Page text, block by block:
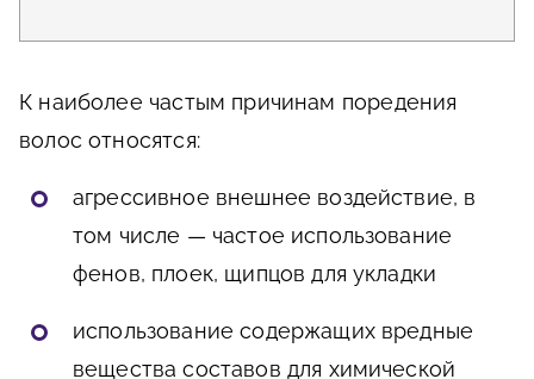
К наиболее частым причинам поредения
волос относятся:
агрессивное внешнее воздействие, в
том числе — частое использование
фенов, плоек, щипцов для укладки
использование содержащих вредные
вещества составов для химической